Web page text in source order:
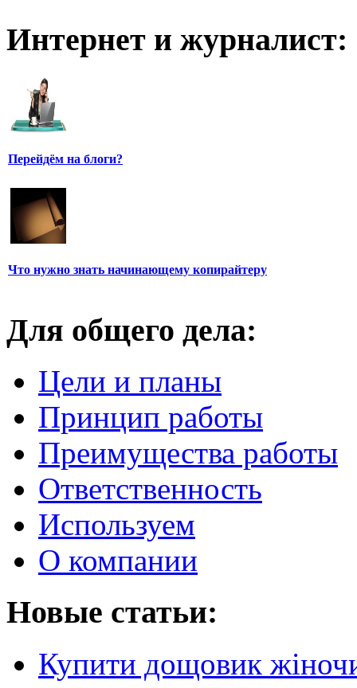
Интернет и журналист:
Перейдём на блоги?
Что нужно знать начинающему копирайтеру
Для общего дела:
Цели и планы
Принцип работы
Преимущества работы
Ответственность
Используем
О компании
Новые статьи:
Купити дощовик